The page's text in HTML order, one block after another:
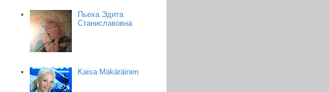
Пьеха Эдита
Станиславовна
Kaisa Mäkäräinen